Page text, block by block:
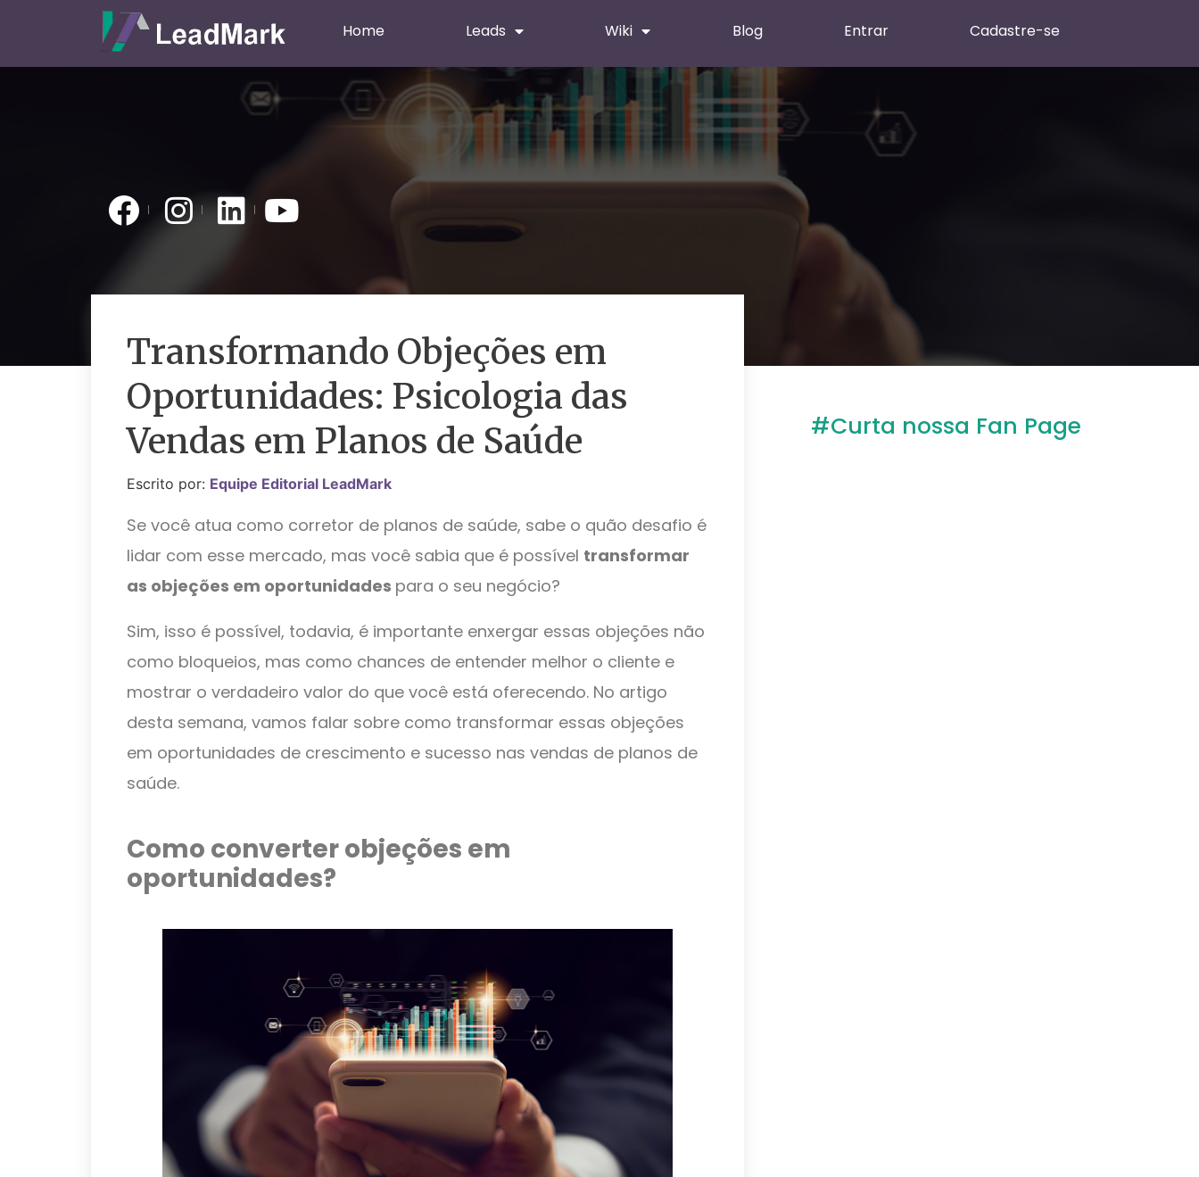
Home Leads Wiki Blog Entrar Cadastre-se
Transformando Objeções em
Oportunidades: Psicologia das
Vendas em Planos de Saúde
Escrito por: Equipe Editorial LeadMark
Se você atua como corretor de planos de saúde, sabe o quão desafio é
lidar com esse mercado, mas você sabia que é possível transformar
as objeções em oportunidades para o seu negócio?
Sim, isso é possível, todavia, é importante enxergar essas objeções não
como bloqueios, mas como chances de entender melhor o cliente e
mostrar o verdadeiro valor do que você está oferecendo. No artigo
desta semana, vamos falar sobre como transformar essas objeções
em oportunidades de crescimento e sucesso nas vendas de planos de
saúde.
Como converter objeções em
oportunidades?
#Curta nossa Fan Page